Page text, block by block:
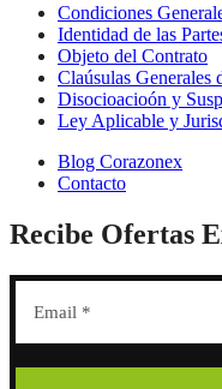
Condiciones
Identidad de las
Objeto del Contrato
Claúsulas Generales
Disocioacioón y
Ley Aplicable y
Blog Corazonex
Contacto
Recibe Ofertas